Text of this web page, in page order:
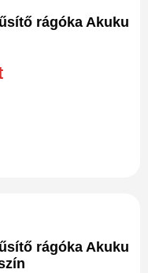
rágóka Akuku
rágóka Akuku